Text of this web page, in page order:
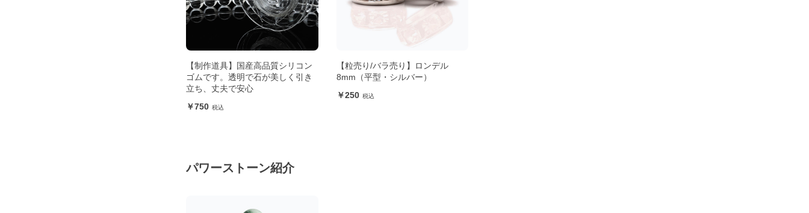
【制作道具】国産高品質シリコン
ゴムです。透明で石が美しく引き
立ち、丈夫で安心
750
【粒売り/バラ売り】ロンデル
8mm（平型・シルバー）
250
パワーストーン紹介